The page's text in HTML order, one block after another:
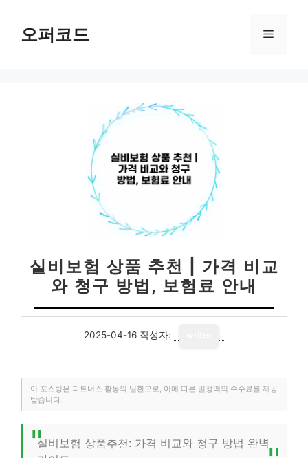
오퍼코드 메
실비보험 상품 추천 | 가격 비교
와 청구 방법, 보험료 안내
2025-04-16 작성자:
이 포스팅은 파트너스 활동의 일환으로, 이에 따른 일정액의 수수료를 제공
받습니다.
실비보험 상품추천: 가격 비교와 청구 방법 완벽